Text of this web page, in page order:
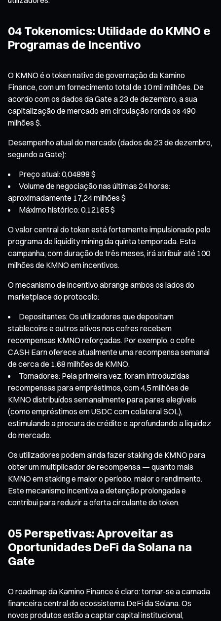
04 Tokenomics: Utilidade do KMNO e
Programas de Incentivo
O KMNO é o token nativo de governação da Kamino
Finance, com um fornecimento total de 10 mil milhões. De
acordo com os dados da Gate a 23 de dezembro, a sua
capitalização de mercado em circulação ronda os 490
milhões $.
Desempenho atual do mercado (dados de 23 de dezembro,
segundo a Gate):
Preço atual: 0,04898 $
Volume de negociação nas últimas 24 horas:
aproximadamente 17,24 milhões $
Máximo histórico: 0,12165 $
O valor central do token está fortemente impulsionado pelo
programa de liquidity mining da quinta temporada. Esta
campanha, com duração de três meses, irá atribuir até 100
milhões de KMNO em incentivos.
O mecanismo de incentivo abrange ambos os lados do
marketplace do protocolo:
Depositantes: Os utilizadores que depositam
stablecoins e outros ativos nos cofres recebem
recompensas KMNO reforçadas. Por exemplo, o cofre
CASH Earn oferece atualmente uma recompensa semanal
de cerca de 1,68 milhões de KMNO.
Tomadores: Pela primeira vez, foram introduzidas
recompensas para empréstimos, com 4,5 milhões de
KMNO distribuídos semanalmente para pares elegíveis
(como empréstimos em USDC com colateral SOL),
estimulando a procura de crédito e aprofundando a liquidez
do mercado.
Os utilizadores podem ainda fazer staking de KMNO para
obter um multiplicador de recompensa — quanto mais
KMNO em staking e maior o período, maior o rendimento.
Este mecanismo incentiva a detenção prolongada e
contribui para reduzir a oferta circulante do token.
05 Perspetivas: Aproveitar as
Oportunidades DeFi da Solana na
Gate
O roadmap da Kamino Finance é claro: tornar-se a camada
financeira central do ecossistema DeFi da Solana. Os
novos produtos estão a captar capital institucional,